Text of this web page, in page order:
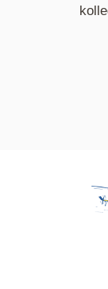
kommer nu